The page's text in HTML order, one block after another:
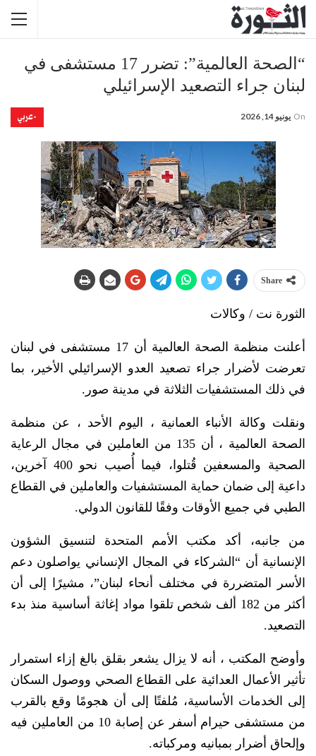
“الصحة العالمية”: تضرر 17 مستشفى في
لبنان جراء التصعيد الإسرائيلي
-عربي On يونيو 14, 2026
Share
الثورة نت / وكالات
أعلنت منظمة الصحة العالمية أن 17 مستشفى في لبنان
تعرضت لأضرار جراء تصعيد العدو الإسرائيلي الأخير، بما
في ذلك المستشفيات الثلاثة في مدينة صور.
ونقلت وكالة الأنباء العمانية ، اليوم الأحد ، عن منظمة
الصحة العالمية ، أن 135 من العاملين في مجال الرعاية
الصحية والمسعفين قُتلوا، فيما أُصيب نحو 400 آخرين،
داعية إلى ضمان حماية المستشفيات والعاملين في القطاع
الطبي في جميع الأوقات وفقًا للقانون الدولي.
من جانبه، أكد مكتب الأمم المتحدة لتنسيق الشؤون
الإنسانية أن “الشركاء في المجال الإنساني يواصلون دعم
الأسر المتضررة في مختلف أنحاء لبنان”، مشيرًا إلى أن
أكثر من 182 ألف شخص تلقوا مواد إغاثة أساسية منذ بدء
التصعيد.
وأوضح المكتب ، أنه لا يزال يشعر بقلق بالغ إزاء استمرار
تأثير الأعمال العدائية على القطاع الصحي ووصول السكان
إلى الخدمات الأساسية، مُلفتًا إلى أن هجومًا وقع بالقرب
من مستشفى حيرام أسفر عن إصابة 10 من العاملين فيه
وإلحاق أضرار بمبانيه ومركباته.